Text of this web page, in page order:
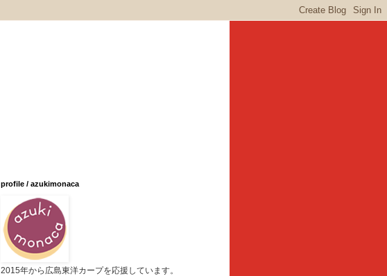
profile / azukimonaca
2015年から広島東洋カープを応援しています。